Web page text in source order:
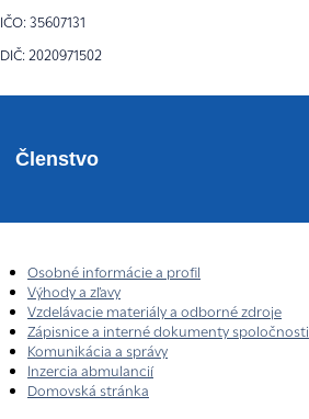
IČO: 35607131
DIČ: 2020971502
Členstvo
Osobné informácie a profil
Výhody a zľavy
Vzdelávacie materiály a odborné zdroje
Zápisnice a interné dokumenty spoločnosti
Komunikácia a správy
Inzercia abmulancií
Domovská stránka